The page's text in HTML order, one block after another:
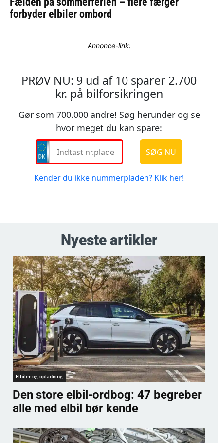
Annonce-link:
Nyeste artikler
Elbiler og opladning
Den store elbil-ordbog: 47 begreber
alle med elbil bør kende